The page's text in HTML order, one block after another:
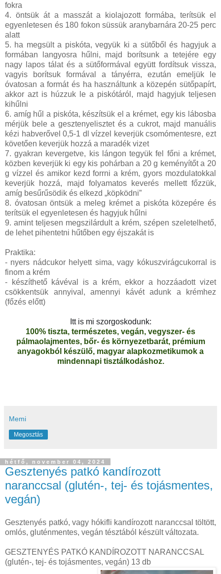
fokra
4. öntsük át a masszát a kiolajozott formába, terítsük el
egyenletesen és 180 fokon süssük aranybarnára 20-25 perc
alatt
5. ha megsült a piskóta, vegyük ki a sütőből és hagyjuk a
formában langyosra hűlni, majd borítsunk a tetejére egy
nagy lapos tálat és a sütőformával együtt fordítsuk vissza,
vagyis borítsuk formával a tányérra, ezután emeljük le
óvatosan a formát és ha használtunk a közepén sütőpapírt,
akkor azt is húzzuk le a piskótáról, majd hagyjuk teljesen
kihűlni
6. amíg hűl a piskóta, készítsük el a krémet, egy kis lábosba
mérjük bele a gesztenyelisztet és a cukrot, majd manuális
kézi habverővel 0,5-1 dl vízzel keverjük csomómentesre, ezt
követően keverjük hozzá a maradék vizet
7. gyakran kevergetve, kis lángon tegyük fel főni a krémet,
közben keverjük ki egy kis pohárban a 20 g keményítőt a 20
g vízzel és amikor kezd forrni a krém, gyors mozdulatokkal
keverjük hozzá, majd folyamatos keverés mellett főzzük,
amíg besűrűsödik és elkezd „köpködni”
8. óvatosan öntsük a meleg krémet a piskóta közepére és
terítsük el egyenletesen és hagyjuk hűlni
9. amint teljesen megszilárdult a krém, szépen szeletelhető,
de lehet pihentetni hűtőben egy éjszakát is
Praktika:
- nyers nádcukor helyett sima, vagy kókuszvirágcukorral is
finom a krém
- készíthető kávéval is a krém, ekkor a hozzáadott vizet
csökkentsük annyival, amennyi kávét adunk a krémhez
(főzés előtt)
Itt is mi szorgoskodunk:
100% tiszta, természetes, vegán, vegyszer- és
pálmaolajmentes, bőr- és környezetbarát, prémium
anyagokból készülő, magyar alapkozmetikumok a
mindennapi tisztálkodáshoz.
Memi
Megosztás
hétfő, november 04, 2024
Gesztenyés patkó kandírozott
naranccsal (glutén-, tej- és tojásmentes,
vegán)
Gesztenyés patkó, vagy hókifli kandírozott naranccsal töltött,
omlós, gluténmentes, vegán tésztából készült változata.
GESZTENYÉS PATKÓ KANDÍROZOTT NARANCCSAL
(glutén-, tej- és tojásmentes, vegán) 13 db